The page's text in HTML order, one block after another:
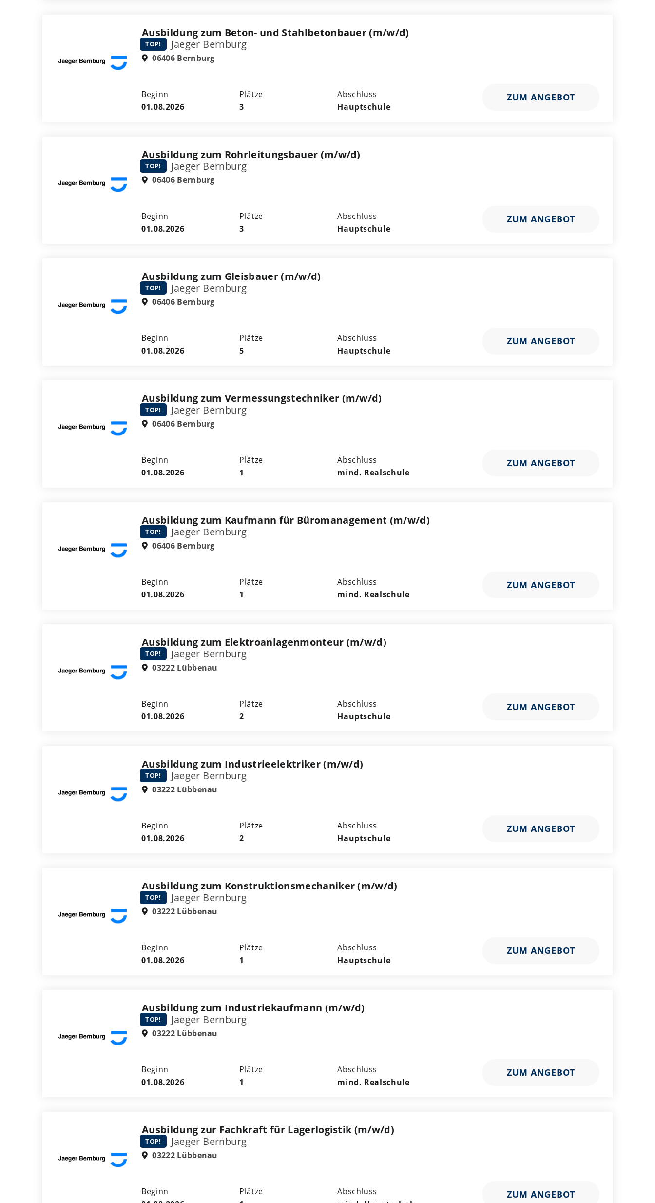
Ausbildung zum Beton- und Stahlbetonbauer (m/w/d)
TOP! Jaeger Bernburg
06406 Bernburg
Beginn
01.08.2026
Plätze
3
Abschluss
Hauptschule
ZUM ANGEBOT
Ausbildung zum Rohrleitungsbauer (m/w/d)
TOP! Jaeger Bernburg
06406 Bernburg
Beginn
01.08.2026
Plätze
3
Abschluss
Hauptschule
ZUM ANGEBOT
Ausbildung zum Gleisbauer (m/w/d)
TOP! Jaeger Bernburg
06406 Bernburg
Beginn
01.08.2026
Plätze
5
Abschluss
Hauptschule
ZUM ANGEBOT
Ausbildung zum Vermessungstechniker (m/w/d)
TOP! Jaeger Bernburg
06406 Bernburg
Beginn
01.08.2026
Plätze
1
Abschluss
mind. Realschule
ZUM ANGEBOT
Ausbildung zum Kaufmann für Büromanagement (m/w/d)
TOP! Jaeger Bernburg
06406 Bernburg
Beginn
01.08.2026
Plätze
1
Abschluss
mind. Realschule
ZUM ANGEBOT
Ausbildung zum Elektroanlagenmonteur (m/w/d)
TOP! Jaeger Bernburg
03222 Lübbenau
Beginn
01.08.2026
Plätze
2
Abschluss
Hauptschule
ZUM ANGEBOT
Ausbildung zum Industrieelektriker (m/w/d)
TOP! Jaeger Bernburg
03222 Lübbenau
Beginn
01.08.2026
Plätze
2
Abschluss
Hauptschule
ZUM ANGEBOT
Ausbildung zum Konstruktionsmechaniker (m/w/d)
TOP! Jaeger Bernburg
03222 Lübbenau
Beginn
01.08.2026
Plätze
1
Abschluss
Hauptschule
ZUM ANGEBOT
Ausbildung zum Industriekaufmann (m/w/d)
TOP! Jaeger Bernburg
03222 Lübbenau
Beginn
01.08.2026
Plätze
1
Abschluss
mind. Realschule
ZUM ANGEBOT
Ausbildung zur Fachkraft für Lagerlogistik (m/w/d)
TOP! Jaeger Bernburg
03222 Lübbenau
Beginn
Plätze
Abschluss
ZUM ANGEBOT